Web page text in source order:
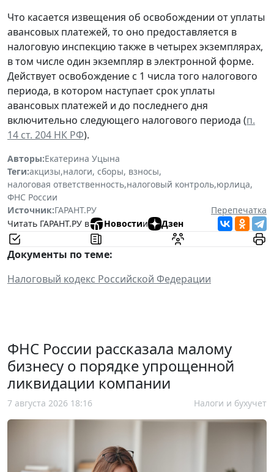
Что касается извещения об освобождении от уплаты
авансовых платежей, то оно предоставляется в
налоговую инспекцию также в четырех экземплярах,
в том числе один экземпляр в электронной форме.
Действует освобождение с 1 числа того налогового
периода, в котором наступает срок уплаты
авансовых платежей и до последнего дня
включительно следующего налогового периода (п.
14 ст. 204 НК РФ).
Авторы:Екатерина Уцына
Теги:акцизы,налоги, сборы, взносы,
налоговая ответственность,налоговый контроль,юрлица,
ФНС России
Источник:ГАРАНТ.РУ
Перепечатка
Читать ГАРАНТ.РУ в
Новостии Дзен
Документы по теме:
Налоговый кодекс Российской Федерации
ФНС России рассказала малому
бизнесу о порядке упрощенной
ликвидации компании
7 августа 2026 18:16 Налоги и бухучет